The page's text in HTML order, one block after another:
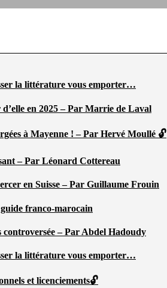
la littérature vous emporter…
en 2025 – Par Marrie de Laval
à Mayenne ! – Par Hervé Moullé 🔓
– Par Léonard Cottereau
en Suisse – Par Guillaume Frouin
franco-marocain
controversée – Par Abdel Hadoudy
la littérature vous emporter…
et licenciements🔓